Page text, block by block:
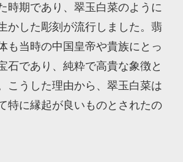
時期であり、翠玉白菜のように
かした彫刻が流行しました。翡
も当時の中国皇帝や貴族にとっ
石であり、純粋で高貴な象徴と
こうした理由から、翠玉白菜は
特に縁起が良いものとされたの